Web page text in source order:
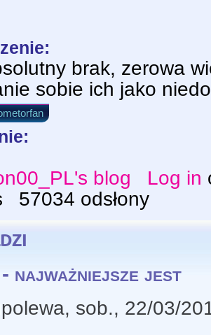
brak, zerowa
sobie ich jako
blog
Log in
57034 odsłony
najważniejsze jest
, sob., 22/03/